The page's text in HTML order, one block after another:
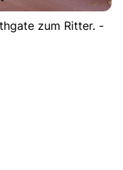
zum Ritter. -